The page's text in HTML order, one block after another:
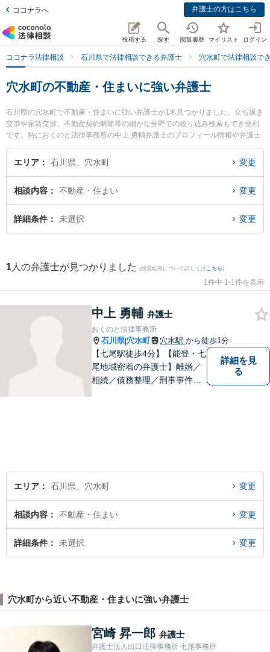
ココナラへ 弁護士の方はこちら
投稿する 探す 閲覧履歴 マイリスト ログイン
ココナラ法律相談 石川県で法律相談できる弁護士 穴水町で法律相談で
穴水町の不動産・住まいに強い弁護士
石川県の穴水町で不動産・住まいに強い弁護士が1名見つかりました。立ち退き
交渉や家賃交渉、不動産契約解除等の細かな分野での絞り込み検索もでき便利
です。特におくのと法律事務所の中上 勇輔弁護士のプロフィール情報や弁護士
費用、強みなどが注目されています。『穴水町で土日や夜間に発生した不動
産・住まいのトラブルを今すぐに弁護士に相談したい』『不動産・住まいのト
りの相談者さんにおすすめです。
エリア 石川県、穴水町 変更
相談内容 不動産・住まい 変更
詳細条件 未選択 変更
1 人の弁護士が見つかりました (検索結果について詳しくは こちら)
1件中 1-1件を表示
中上 勇輔 弁護士
おくのと法律事務所
石川県|穴水町 穴水駅 から徒歩1分
【七尾駅徒歩4分】【能登・七
尾地域密着の弁護士】離婚／
相続／債務整理／刑事事件な
【駐車場有】
詳細を見
る
エリア 石川県、穴水町 変更
相談内容 不動産・住まい 変更
詳細条件 未選択 変更
穴水町から近い不動産・住まいに強い弁護士
宮崎 昇一郎 弁護士
弁護士法人出口法律事務所 七尾事務所